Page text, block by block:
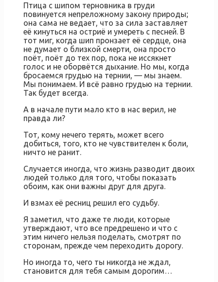
Птица с шипом терновника в груди
повинуется непреложному закону природы;
она сама не ведает, что за сила заставляет
её кинуться на остриё и умереть с песней. В
тот миг, когда шип пронзает её сердце, она
не думает о близкой смерти, она просто
поёт, поёт до тех пор, пока не иссякнет
голос и не оборвётся дыхание. Но мы, когда
бросаемся грудью на тернии, — мы знаем.
Мы понимаем. И всё равно грудью на тернии.
Так будет всегда.
А в начале пути мало кто в нас верил, не
правда ли?
Тот, кому нечего терять, может всего
добиться, того, кто не чувствителен к боли,
ничто не ранит.
Случается иногда, что жизнь разводит двоих
людей только для того, чтобы показать
обоим, как они важны друг для друга.
И взмах её ресниц решил его судьбу.
Я заметил, что даже те люди, которые
утверждают, что все предрешено и что с
этим ничего нельзя поделать, смотрят по
сторонам, прежде чем переходить дорогу.
Но иногда то, чего ты никогда не ждал,
становится для тебя самым дорогим…